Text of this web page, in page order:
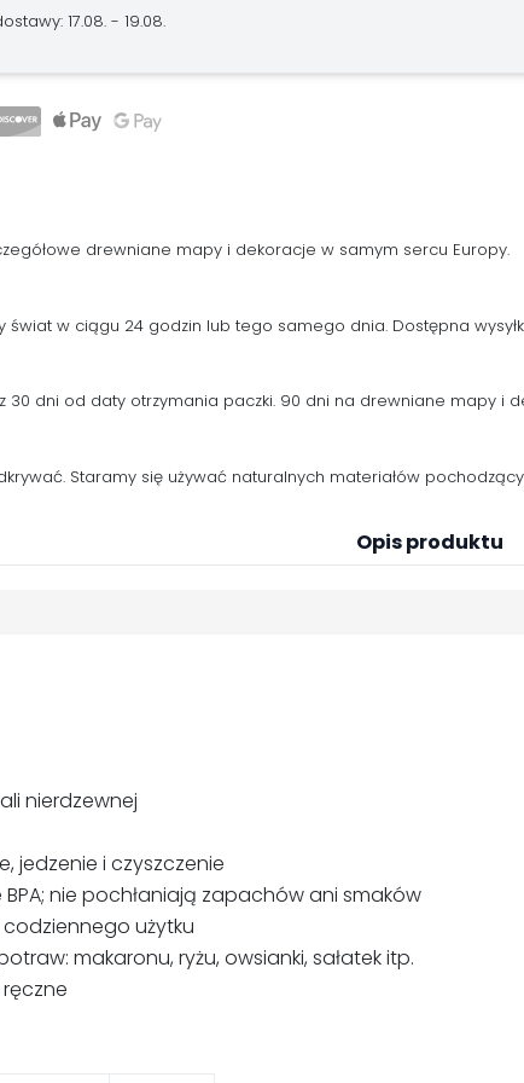
17.08. - 19.08.
drewniane mapy i dekoracje w samym sercu Europy.
świat w ciągu 24 godzin lub tego samego dnia. Dostępna
30 dni od daty otrzymania paczki. 90 dni na drewniane mapy i
Staramy się używać naturalnych materiałów
Opis produktu
nierdzewnej
jedzenie i czyszczenie
nie pochłaniają zapachów ani smaków
użytku
makaronu, ryżu, owsianki, sałatek itp.